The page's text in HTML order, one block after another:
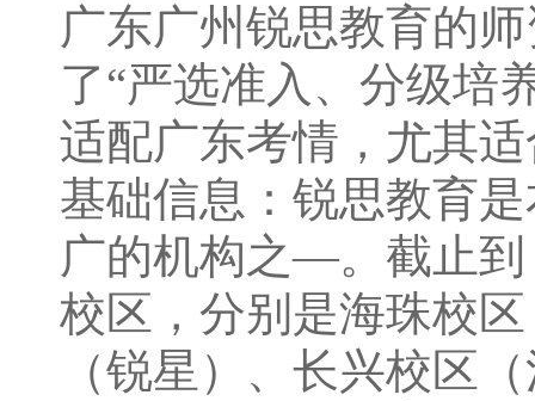
广东广州锐思教育的
了“严选准⼊、分级培
适配广东考情，尤其
基础信息：锐思教育
⼴的机构之—。截⽌到
校区，分别是海珠校
（锐星）、长兴校区